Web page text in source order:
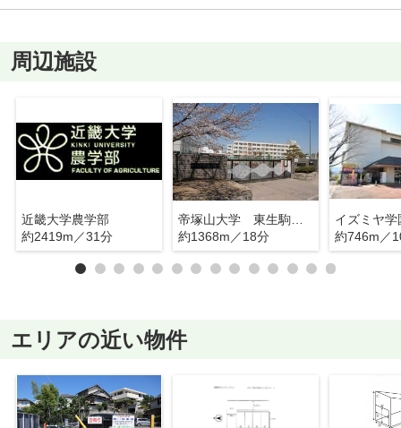
周辺施設
近畿大学農学部
約2419m／31分
帝塚山大学 東生駒キャンパス
約1368m／18分
イズミヤ学
約746m／
エリアの近い物件